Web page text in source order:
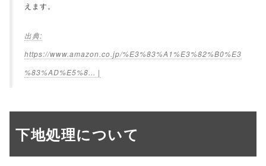
えます。
https://www.amazon.co.jp/%E3%83%A1%E3%82%B0%E3
%83%AD%E5%8... |
下地処理について